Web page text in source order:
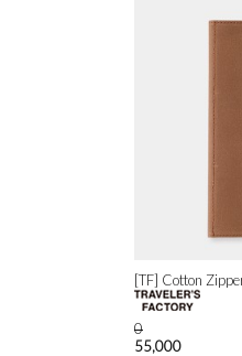
[TF] Cotton
0
55,000